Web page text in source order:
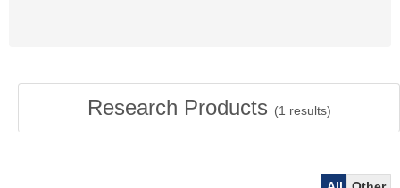
Research Products (1 results)